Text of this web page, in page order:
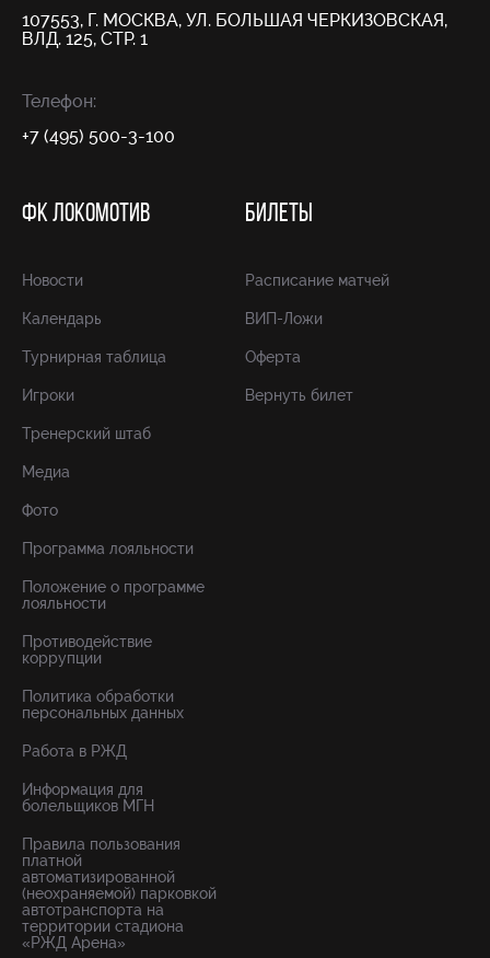
107553, Г. МОСКВА, УЛ. БОЛЬШАЯ ЧЕРКИЗОВСКАЯ,
ВЛД. 125, СТР. 1
Телефон:
+7 (495) 500-3-100
ФК ЛОКОМОТИВ
Новости
Календарь
Турнирная таблица
Игроки
Тренерский штаб
Медиа
Фото
Программа лояльности
Положение о программе
лояльности
Противодействие
коррупции
Политика обработки
персональных данных
Работа в РЖД
Информация для
болельщиков МГН
Правила пользования
платной
автоматизированной
(неохраняемой) парковкой
автотранспорта на
территории стадиона
«РЖД Арена»
БИЛЕТЫ
Расписание матчей
ВИП-Ложи
Оферта
Вернуть билет